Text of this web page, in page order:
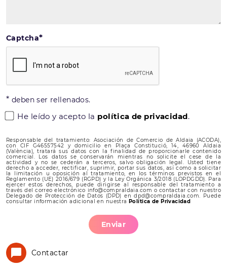
Captcha*
* deben ser rellenados.
He leído y acepto la política de privacidad.
Responsable del tratamiento: Asociación de Comercio de Aldaia (ACODA),
con CIF G46557542 y domicilio en Plaça Constitució, 14, 46960 Aldaia
(València), tratará sus datos con la finalidad de proporcionarle contenido
comercial. Los datos se conservarán mientras no solicite el cese de la
actividad y no se cederán a terceros, salvo obligación legal. Usted tiene
derecho a acceder, rectificar, suprimir, portar sus datos, así como a solicitar
la limitación u oposición al tratamiento, en los términos previstos en el
Reglamento (UE) 2016/679 (RGPD) y la Ley Orgánica 3/2018 (LOPDGDD). Para
ejercer estos derechos, puede dirigirse al responsable del tratamiento a
través del correo electrónico info@compraldaia.com o contactar con nuestro
Delegado de Protección de Datos (DPD) en dpd@compraldaia.com. Puede
consultar información adicional en nuestraPolítica de Privacidad
Enviar
Contactar